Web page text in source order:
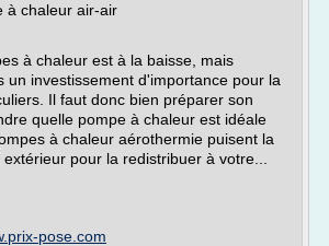
à chaleur air-air
à chaleur est à la baisse, mais
un investissement d'importance pour la
Il faut donc bien préparer son
quelle pompe à chaleur est idéale
à chaleur aérothermie puisent la
pour la redistribuer à votre...
pose.com